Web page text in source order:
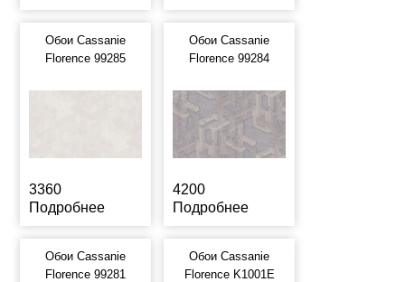
Обои Cassanie
Florence 99285
3360
Подробнее
Обои Cassanie
Florence 99284
4200
Подробнее
Обои Cassanie
Florence 99281
Обои Cassanie
Florence K1001E